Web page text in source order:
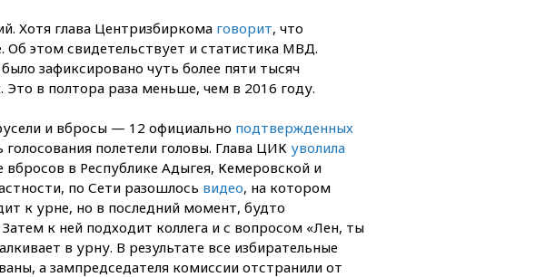
Болгарии
15:25При атаке БПЛА в
Белгородской области погиб
мирный житель
футболиста Лионеля Месси
Турция ограничила
судоходство в Черном море
14:20 Генпрокурором США
стал Тодд Бланш
13:37Пляжи Геленджика
закрыты из-за опасности БПЛА
Хотя глава Центризбиркома говорит, что
этом свидетельствует и статистика МВД.
зафиксировано чуть более пяти тысяч
в полтора раза меньше, чем в 2016 году.
и вбросы — 12 официально подтвержденных
голосования полетели головы. Глава ЦИК уволила
вбросов в Республике Адыгея, Кемеровской и
по Сети разошлось видео, на котором
к урне, но в последний момент, будто
к ней подходит коллега и с вопросом «Лен, ты
в урну. В результате все избирательные
а зампредседателя комиссии отстранили от